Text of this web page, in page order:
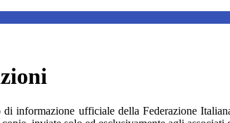
informazione ufficiale della Federazione